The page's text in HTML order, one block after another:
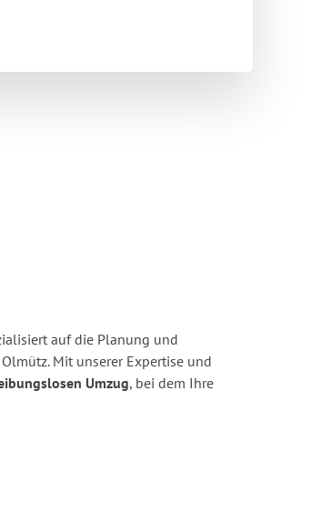
auf die Planung und
Mit unserer Expertise und
Umzug, bei dem Ihre